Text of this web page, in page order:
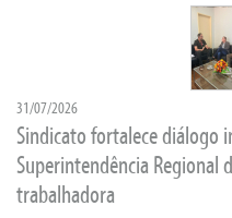
31/07/2026
Sindicato fortalece diálogo
Superintendência Regional
trabalhadora